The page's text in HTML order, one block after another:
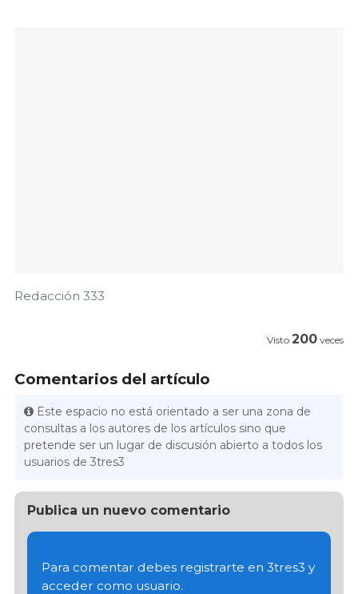
Redacción 333
Visto 200 veces
Comentarios del artículo
Este espacio no está orientado a ser una zona de
consultas a los autores de los artículos sino que
pretende ser un lugar de discusión abierto a todos los
usuarios de 3tres3
Publica un nuevo comentario
Para comentar debes registrarte en 3tres3 y
acceder como usuario.